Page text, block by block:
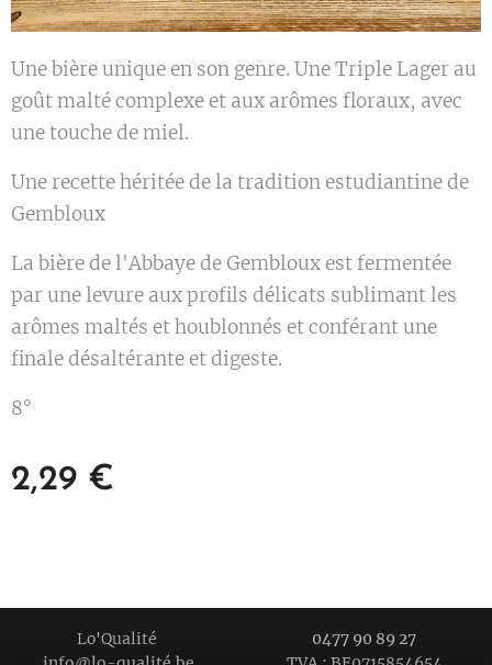
Une bière unique en son genre. Une Triple Lager au
goût malté complexe et aux arômes floraux, avec
une touche de miel.
Une recette héritée de la tradition estudiantine de
Gembloux
La bière de l'Abbaye de Gembloux est fermentée
par une levure aux profils délicats sublimant les
arômes maltés et houblonnés et conférant une
finale désaltérante et digeste.
8°
2,29 €
Lo'Qualité 0477 90 89 27